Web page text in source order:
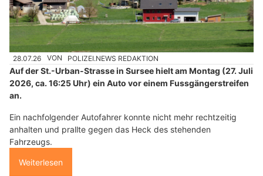
28.07.26 VON POLIZEI.NEWS REDAKTION
Auf der St.-Urban-Strasse in Sursee hielt am Montag (27. Juli
2026, ca. 16:25 Uhr) ein Auto vor einem Fussgängerstreifen
an.
Ein nachfolgender Autofahrer konnte nicht mehr rechtzeitig
anhalten und prallte gegen das Heck des stehenden
Fahrzeugs.
Weiterlesen